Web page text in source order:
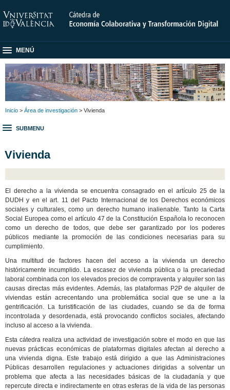
MENÚ
Inicio > Área de investigación > Vivienda
SUBMENU
Vivienda
El derecho a la vivienda se encuentra consagrado en el artículo 25 de la
DUDH y en el art. 11 del Pacto Internacional de los Derechos económicos
sociales y culturales, como un derecho humano inalienable. Tanto la Carta
Social Europea como el artículo 47 de la Constitución Española lo reconocen
como un derecho de todos, que debe ser garantizado por los poderes
públicos mediante la promoción de las condiciones necesarias para su
cumplimiento.
Una multitud de factores hacen del acceso a la vivienda un derecho
históricamente incumplido. La escasez de vivienda pública o la precariedad
laboral combinada con los elevados precios de compraventa y alquiler son las
causas directas más evidentes. Además, las plataformas P2P de alquiler de
viviendas están acrecentando una problemática social que se une a la
gentrificación. La turistificación de las ciudades, cuando se da de forma
incontrolada y desordenada, está provocando conflictos sociales, afectando
incluso al acceso a la vivienda.
Esta cátedra realiza una actividad de investigación sobre el modo en que las
nuevas prácticas económicas de plataformas digitales afectan al derecho a
una vivienda digna. Este trabajo está dirigido a que las Administraciones
Públicas desarrollen regulaciones y actuaciones dirigidas a solventar un
problema que afecta a las necesidades básicas de la ciudadanía y que
repercute directa e indirectamente en otras esferas de la vida de las personas